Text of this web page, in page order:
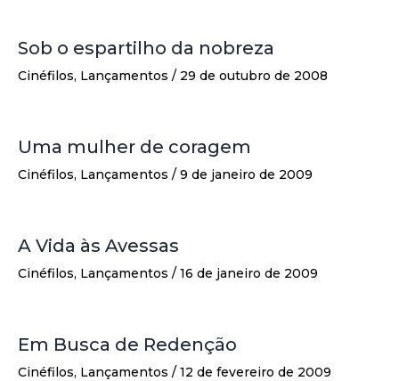
Sob o espartilho da nobreza
Cinéfilos, Lançamentos / 29 de outubro de 2008
Uma mulher de coragem
Cinéfilos, Lançamentos / 9 de janeiro de 2009
A Vida às Avessas
Cinéfilos, Lançamentos / 16 de janeiro de 2009
Em Busca de Redenção
Cinéfilos, Lançamentos / 12 de fevereiro de 2009